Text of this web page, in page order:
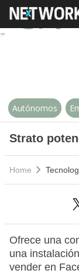
Autónomos
Strato
Home
Ofrece una
una
vender en